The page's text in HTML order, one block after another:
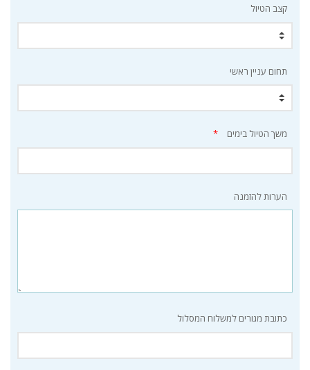
קצב הטיול
תחום עניין ראשי
משך הטיול בימים *
הערות להזמנה
כתובת מגורים למשלוח המסלול